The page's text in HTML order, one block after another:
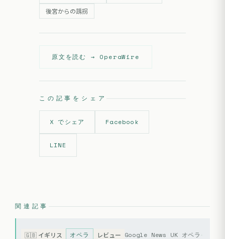
後宮からの誘拐
原文を読む → OperaWire
この記事をシェア
X でシェア Facebook
LINE
関連記事
🇬🇧 イギリス オペラ レビュー
Google News UK オペラ